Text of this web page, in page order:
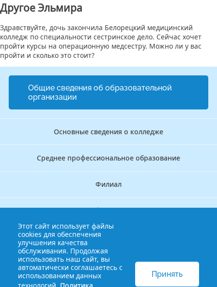
Другое Эльмира
Здравствуйте, дочь закончила Белорецкий медицинский
колледж по специальности сестринское дело. Сейчас хочет
пройти курсы на операционную медсестру. Можно ли у вас
пройти и сколько это стоит?
Общие сведения об образовательной
организации
Основные сведения о колледже
Среднее профессиональное образование
Филиал
Дополнительное профессиональное образование
Аккредитационно — симуляционный центр
Бережливый колледж
Этот сайт использует файлы
cookies для обеспечения
улучшения качества
обслуживания. Продолжая
использовать наш сайт, вы
автоматически соглашаетесь с
использованием данных
Принять